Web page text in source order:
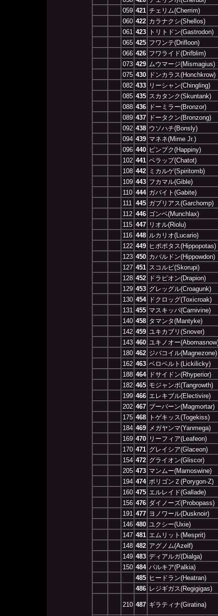
059 421 チェリム(Cherrim)
060 422 カラナクシ(Shellos)
061 423
トリトドン(Gastrodon)
065 425 フワンテ(Drifloon)
066 426 フワライド(Drifblim)
073 429 ムウマージ(Mismagius)
075 430
ドンカラス(Honchkrow)
082 433
リーシャン(Chingling)
085 435 スカタンク(Skuntank)
088 436
ドーミラー(Bronzor)
089 437
ドータクン(Bronzong)
092 438 ウソハチ(Bonsly)
094 439 マネネ(Mime Jr.)
096 440 ピンプク(Happiny)
102 441 ペラップ(Chatot)
108 442
ミカルゲ(Spiritomb)
109 443 フカマル(Gible)
110 444 ガバイト(Gabite)
111
445 ガブリアス(Garchomp)
112 446 ゴンベ(Munchlax)
115 447
リオル(Riolu)
116 448 ルカリオ(Lucario)
122 449 ヒポポタス(Hippopotas)
123 450 カバルドン(Hippowdon)
127 451 スコルピ(Skorupi)
128 452
ドラピオン(Drapion)
129 453 グレッグル(Croagunk)
130 454
ドクロッグ(Toxicroak)
131 455 マスキッパ(Carnivine)
140 458 タマンタ(Mantyke)
142 459 ユキカブリ(Snover)
143 460 ユキノオー
180 462 ジバコイル(Magnezone)
162 463 ベロベルト(Lickilicky)
188 464
ドサイドン(Rhyperior)
182 465 モジャンボ(Tangrowth)
199 466 エレキブル(Electivire)
202 467 ブーバーン(Magmortar)
175 468
トゲキッス(Togekiss)
184 469
メガヤンマ(Yanmega)
169 470
リーフィア(Leafeon)
170 471 グレイシア(Glaceon)
154 472 グライオン(Gliscor)
205 473 マンムー(Mamoswine)
194 474 ポリゴンＺ(Porygon-Z)
160 475 エルレイド(Gallade)
156 476 ダイノーズ(Probopass)
191 477 ヨノワール(Dusknoir)
146 480 ユクシー(Uxie)
147 481 エムリット(Mesprit)
148 482 アグノム(Azelf)
149 483 ディアルガ(Dialga)
150 484 パルキア(Palkia)
485 ヒードラン(Heatran)
486 レジギガス(Regigigas)
210 487 ギラティナ(Giratina)